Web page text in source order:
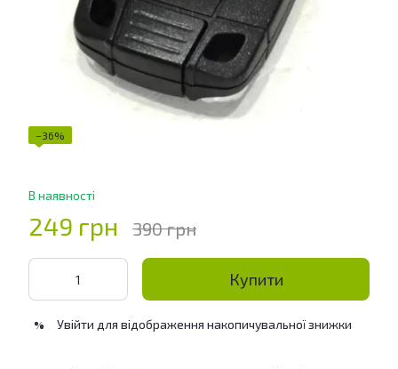
−36%
В наявності
249 грн 390 грн
Купити
% Увійти для відображення накопичувальної знижки